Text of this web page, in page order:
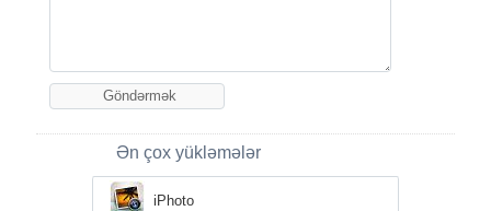
Ən çox yükləmələr
iPhoto